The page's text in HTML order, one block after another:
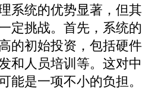
系统的优势显著，但其
定挑战。首先，系统的
的初始投资，包括硬件
和人员培训等。这对中
能是一项不小的负担。